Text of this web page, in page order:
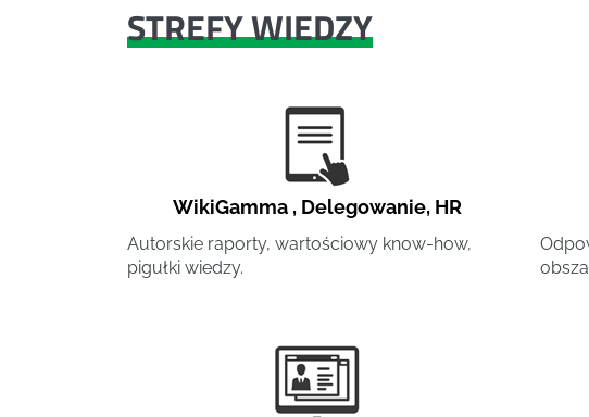
STREFY WIEDZY
WikiGamma , Delegowanie, HR
Autorskie raporty, wartościowy know-how,
pigułki wiedzy.